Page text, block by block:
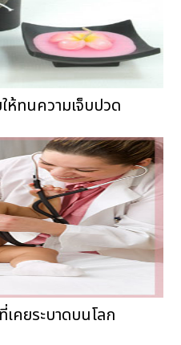
ห้ทนความเจ็บปวด
คยระบาดบนโลก